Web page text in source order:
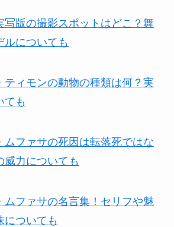
写版の撮影スポットはどこ？舞
ルについても
ティモンの動物の種類は何？実
ても
ムファサの死因は転落死ではな
威力についても
ムファサの名言集！セリフや魅
についても